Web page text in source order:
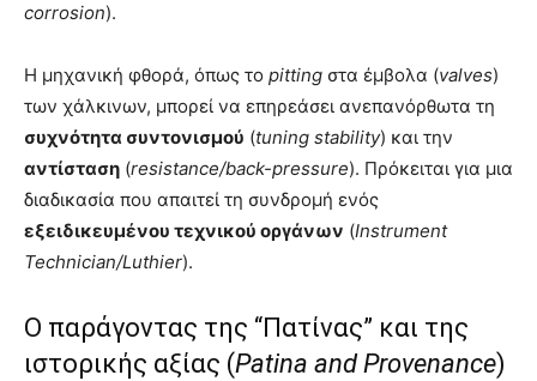
corrosion).
Η μηχανική φθορά, όπως το pitting στα έμβολα (valves)
των χάλκινων, μπορεί να επηρεάσει ανεπανόρθωτα τη
συχνότητα συντονισμού (tuning stability) και την
αντίσταση (resistance/back-pressure). Πρόκειται για μια
διαδικασία που απαιτεί τη συνδρομή ενός
εξειδικευμένου τεχνικού οργάνων (Instrument
Technician/Luthier).
Ο παράγοντας της “Πατίνας” και της
ιστορικής αξίας (Patina and Provenance)